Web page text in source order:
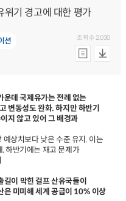
위기 경고에 대한 평가
션
조회수2,030
운데 국제유가는 전례 없는
변동성도 완화. 하지만 하반기
지 않고 있어 그 배경과
상치보다 낮은 수준 유지. 이는
하반기에는 재고 문제가
이 막힌 걸프 산유국들이
은 미미해 세계 공급이 10% 이상